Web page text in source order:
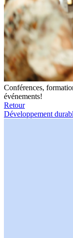
Conférences,
événements!
Retour
Développement